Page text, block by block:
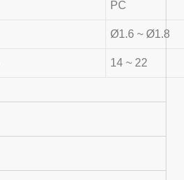
PC
Ø1.6 ~ Ø1.8
14 ~ 22